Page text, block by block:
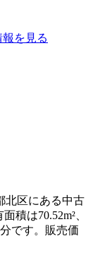
報を見る
北区にある中古
積は70.52m²、
です。販売価